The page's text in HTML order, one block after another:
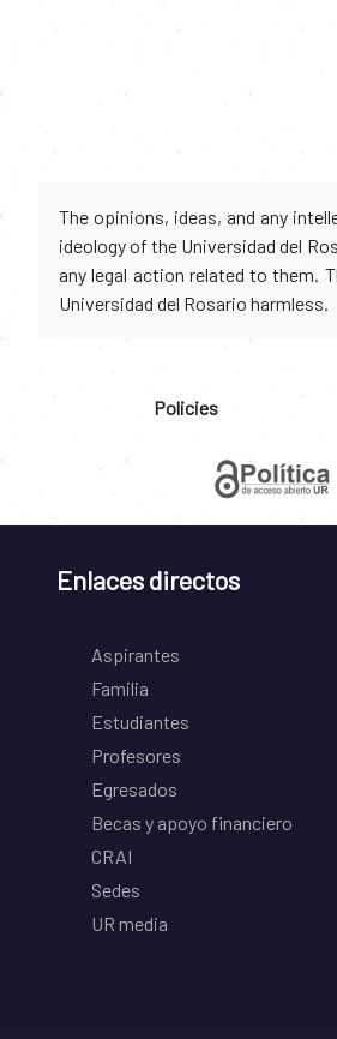
The opinions, ideas, and any
ideology of the Universidad del
any legal action related to them.
Universidad del Rosario harmless.
Policies
Enlaces directos
Aspirantes
Familia
Estudiantes
Profesores
Egresados
Becas y apoyo financiero
CRAI
Sedes
UR media